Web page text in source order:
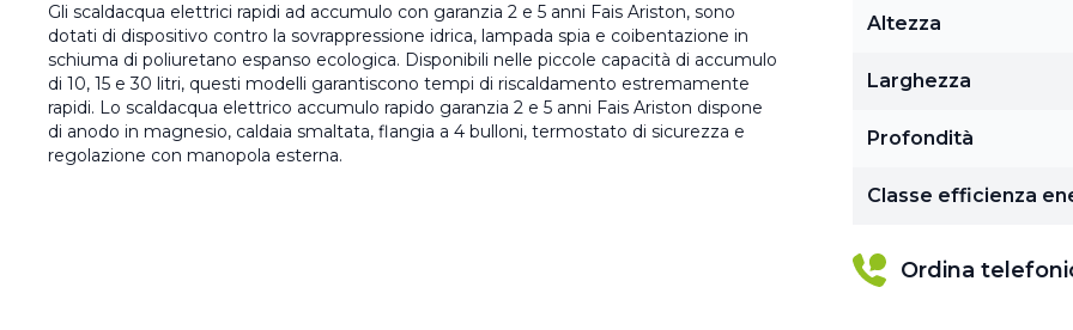
Gli scaldacqua elettrici rapidi ad accumulo con garanzia 2 e 5 anni Fais Ariston, sono
dotati di dispositivo contro la sovrappressione idrica, lampada spia e coibentazione in
schiuma di poliuretano espanso ecologica. Disponibili nelle piccole capacità di accumulo
di 10, 15 e 30 litri, questi modelli garantiscono tempi di riscaldamento estremamente
rapidi. Lo scaldacqua elettrico accumulo rapido garanzia 2 e 5 anni Fais Ariston dispone
di anodo in magnesio, caldaia smaltata, flangia a 4 bulloni, termostato di sicurezza e
regolazione con manopola esterna.
Altezza
Larghezza
Profondità
Classe efficienza
Ordina